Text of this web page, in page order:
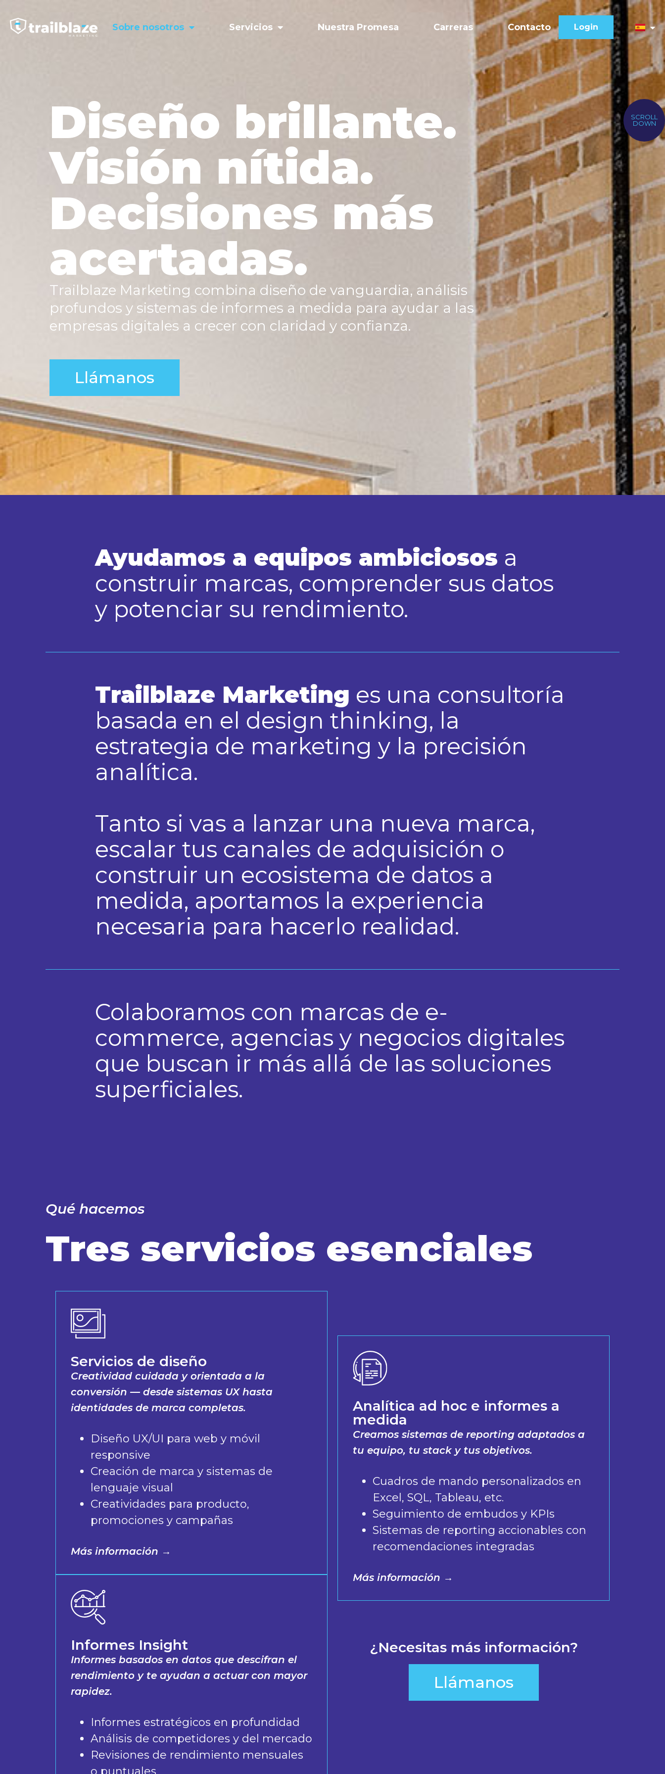
Sobre nosotros Servicios Nuestra Promesa Carreras Contacto Login
Diseño brillante.
Visión nítida.
Decisiones más
acertadas.
Trailblaze Marketing combina diseño de vanguardia, análisis
profundos y sistemas de informes a medida para ayudar a las
empresas digitales a crecer con claridad y confianza.
Llámanos
SCROLL
DOWN
Ayudamos a equipos ambiciosos a
construir marcas, comprender sus datos
y potenciar su rendimiento.
Trailblaze Marketing es una consultoría
basada en el design thinking, la
estrategia de marketing y la precisión
analítica.
Tanto si vas a lanzar una nueva marca,
escalar tus canales de adquisición o
construir un ecosistema de datos a
medida, aportamos la experiencia
necesaria para hacerlo realidad.
Colaboramos con marcas de e-
commerce, agencias y negocios digitales
que buscan ir más allá de las soluciones
superficiales.
Qué hacemos
Tres servicios esenciales
Servicios de diseño
Creatividad cuidada y orientada a la
conversión — desde sistemas UX hasta
identidades de marca completas.
Diseño UX/UI para web y móvil
responsive
Creación de marca y sistemas de
lenguaje visual
Creatividades para producto,
promociones y campañas
Más información →
Informes Insight
Informes basados en datos que descifran el
rendimiento y te ayudan a actuar con mayor
rapidez.
Informes estratégicos en profundidad
Análisis de competidores y del mercado
Revisiones de rendimiento mensuales
o puntuales
Analítica ad hoc e informes a
medida
Creamos sistemas de reporting adaptados a
tu equipo, tu stack y tus objetivos.
Cuadros de mando personalizados en
Excel, SQL, Tableau, etc.
Seguimiento de embudos y KPIs
Sistemas de reporting accionables con
recomendaciones integradas
Más información →
¿Necesitas más información?
Llámanos